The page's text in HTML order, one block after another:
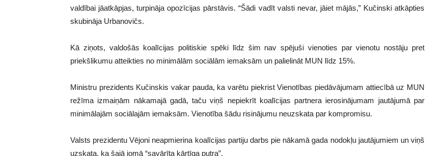
valdībai jāatkāpjas, turpināja opozīcijas pārstāvis. “Šādi vadīt valsti nevar, jāiet mājās,” Kučinski atkāpties
skubināja Urbanovičs.
Kā ziņots, valdošās koalīcijas politiskie spēki līdz šim nav spējuši vienoties par vienotu nostāju pret
priekšlikumu atteikties no minimālām sociālām iemaksām un palielināt MUN līdz 15%.
Ministru prezidents Kučinskis vakar pauda, ka varētu piekrist Vienotības piedāvājumam attiecībā uz MUN
režīma izmaiņām nākamajā gadā, taču viņš nepiekrīt koalīcijas partnera ierosinājumam jautājumā par
minimālajām sociālajām iemaksām. Vienotība šādu risinājumu neuzskata par kompromisu.
Valsts prezidentu Vējoni neapmierina koalīcijas partiju darbs pie nākamā gada nodokļu jautājumiem un viņš
uzskata, ka šajā jomā “savārīta kārtīga putra”.